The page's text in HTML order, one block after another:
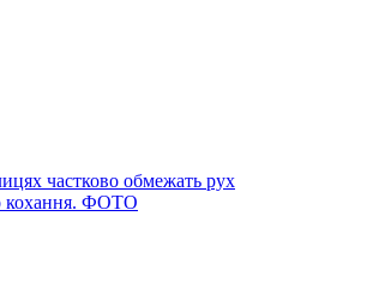
частково обмежать рух
кохання. ФОТО